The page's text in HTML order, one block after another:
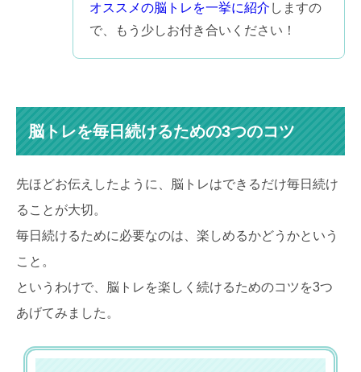
オススメの脳トレを一挙に紹介 しますの
で、もう少しお付き合いください！
脳トレを毎日続けるための3つのコツ
先ほどお伝えしたように、脳トレはできるだけ毎日続け
ることが大切。
毎日続けるために必要なのは、楽しめるかどうかという
こと。
というわけで、脳トレを楽しく続けるためのコツを3つ
あげてみました。